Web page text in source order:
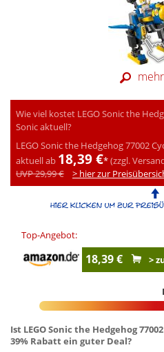
Wie viel kostet LEGO Sonic the
Sonic aktuell?
LEGO Sonic the Hedgehog 77002
aktuell ab 18,39 €*(zzgl.
UVP 29,99 €
> hier zur
Top-Angebot:
18,39 € >
Ist LEGO Sonic the Hedgehog
39% Rabatt ein guter Deal?